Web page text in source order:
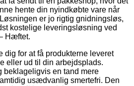
hente din nyindkøbte vare når
er jo rigtig gnidningsløs,
kostelige leveringsløsning ved
Hæftet.
dig for at få produkterne leveret
eller ud til din arbejdsplads.
beklageligvis en tand mere
usædvanlig smertefri. Den